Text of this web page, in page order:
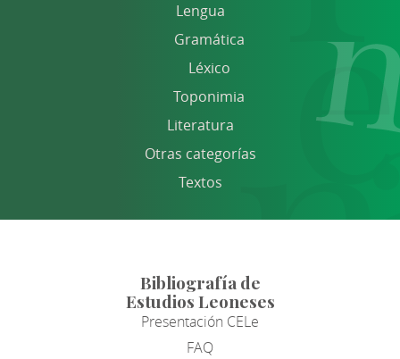
Lengua
Gramática
Léxico
Toponimia
Literatura
Otras categorías
Textos
Bibliografía de
Estudios Leoneses
Presentación CELe
FAQ